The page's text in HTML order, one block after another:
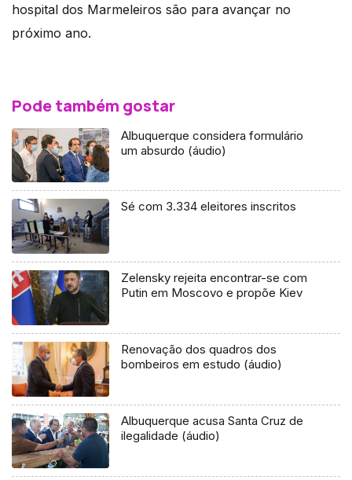
hospital dos Marmeleiros são para avançar no
próximo ano.
Pode também gostar
Albuquerque considera formulário
um absurdo (áudio)
Sé com 3.334 eleitores inscritos
Zelensky rejeita encontrar-se com
Putin em Moscovo e propõe Kiev
Renovação dos quadros dos
bombeiros em estudo (áudio)
Albuquerque acusa Santa Cruz de
ilegalidade (áudio)